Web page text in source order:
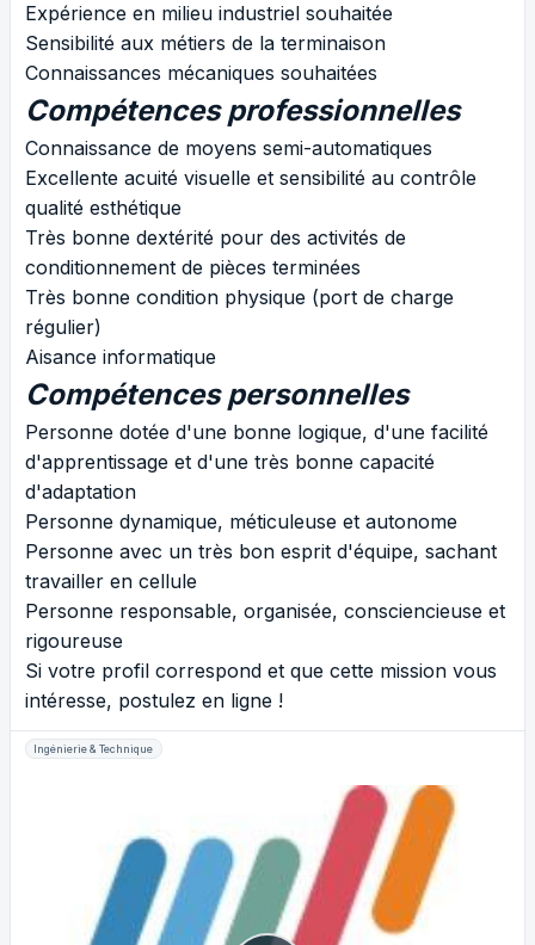
Expérience en milieu industriel souhaitée
Sensibilité aux métiers de la terminaison
Connaissances mécaniques souhaitées
Compétences professionnelles
Connaissance de moyens semi-automatiques
Excellente acuité visuelle et sensibilité au contrôle
qualité esthétique
Très bonne dextérité pour des activités de
conditionnement de pièces terminées
Très bonne condition physique (port de charge
régulier)
Aisance informatique
Compétences personnelles
Personne dotée d'une bonne logique, d'une facilité
d'apprentissage et d'une très bonne capacité
d'adaptation
Personne dynamique, méticuleuse et autonome
Personne avec un très bon esprit d'équipe, sachant
travailler en cellule
Personne responsable, organisée, consciencieuse et
rigoureuse
Si votre profil correspond et que cette mission vous
intéresse, postulez en ligne !
Ingénierie & Technique